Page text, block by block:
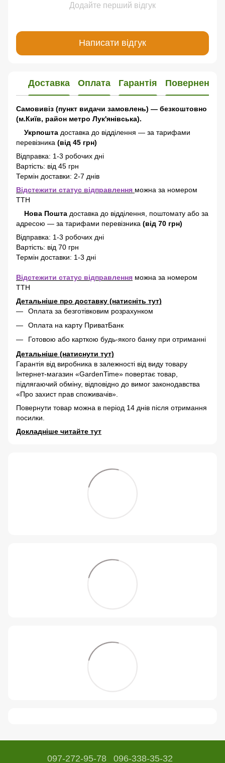
Додайте перший відгук
Написати відгук
Доставка Оплата Гарантія Повернення
Самовивіз (пункт видачи замовлень) — безкоштовно
(м.Київ, район метро Лук'янівська).
Укрпошта доставка до відділення — за тарифами
перевізника (від 45 грн)
Відправка: 1-3 робочих дні
Вартість: від 45 грн
Термін доставки: 2-7 днів
Відстежити статус відправлення можна за номером
ТТН
Нова Пошта доставка до відділення, поштомату або за
адресою — за тарифами перевізника (від 70 грн)
Відправка: 1-3 робочих дні
Вартість: від 70 грн
Термін доставки: 1-3 дні
Відстежити статус відправлення можна за номером
ТТН
Детальніше про доставку (натисніть тут)
Оплата за безготівковим розрахунком
Оплата на карту ПриватБанк
Готовою або карткою будь-якого банку при отриманні
Детальніше (натиснути тут)
Гарантія від виробника в залежності від виду товару
Інтернет-магазин «GardenTime» повертає товар,
підлягаючий обміну, відповідно до вимог законодавства
«Про захист прав споживачів».
Повернути товар можна в період 14 днів після отримання
посилки.
Докладніше читайте тут
097-272-95-78 096-338-35-32